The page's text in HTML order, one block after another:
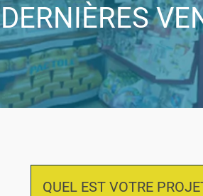
DERNIÈRES
QUEL EST VOTRE